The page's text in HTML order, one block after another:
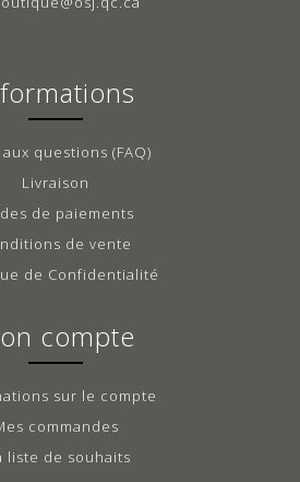
questions (FAQ)
Livraison
de paiements
de vente
de Confidentialité
compte
sur le compte
commandes
liste de souhaits